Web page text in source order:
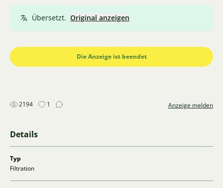
Übersetzt. Original anzeigen
Die Anzeige ist beendet
2194 1 Anzeige melden
Details
Typ
Filtration